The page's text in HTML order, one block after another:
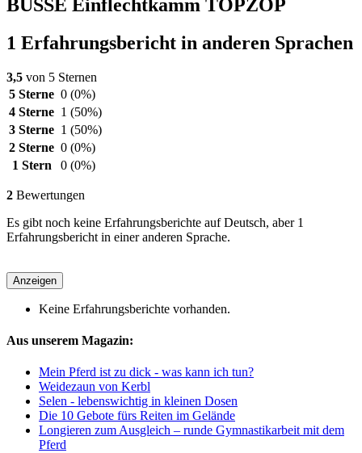
BUSSE Einflechtkamm TOPZOP
1 Erfahrungsbericht in anderen Sprachen
3,5 von 5 Sternen
5 Sterne 0 (0%)
4 Sterne 1 (50%)
3 Sterne 1 (50%)
2 Sterne 0 (0%)
1 Stern
0 (0%)
2 Bewertungen
Es gibt noch keine Erfahrungsberichte auf Deutsch, aber 1
Erfahrungsbericht in einer anderen Sprache.
Anzeigen
Keine Erfahrungsberichte vorhanden.
Aus unserem Magazin:
Mein Pferd ist zu dick - was kann ich tun?
Weidezaun von Kerbl
Selen - lebenswichtig in kleinen Dosen
Die 10 Gebote fürs Reiten im Gelände
Longieren zum Ausgleich – runde Gymnastikarbeit mit dem
Pferd